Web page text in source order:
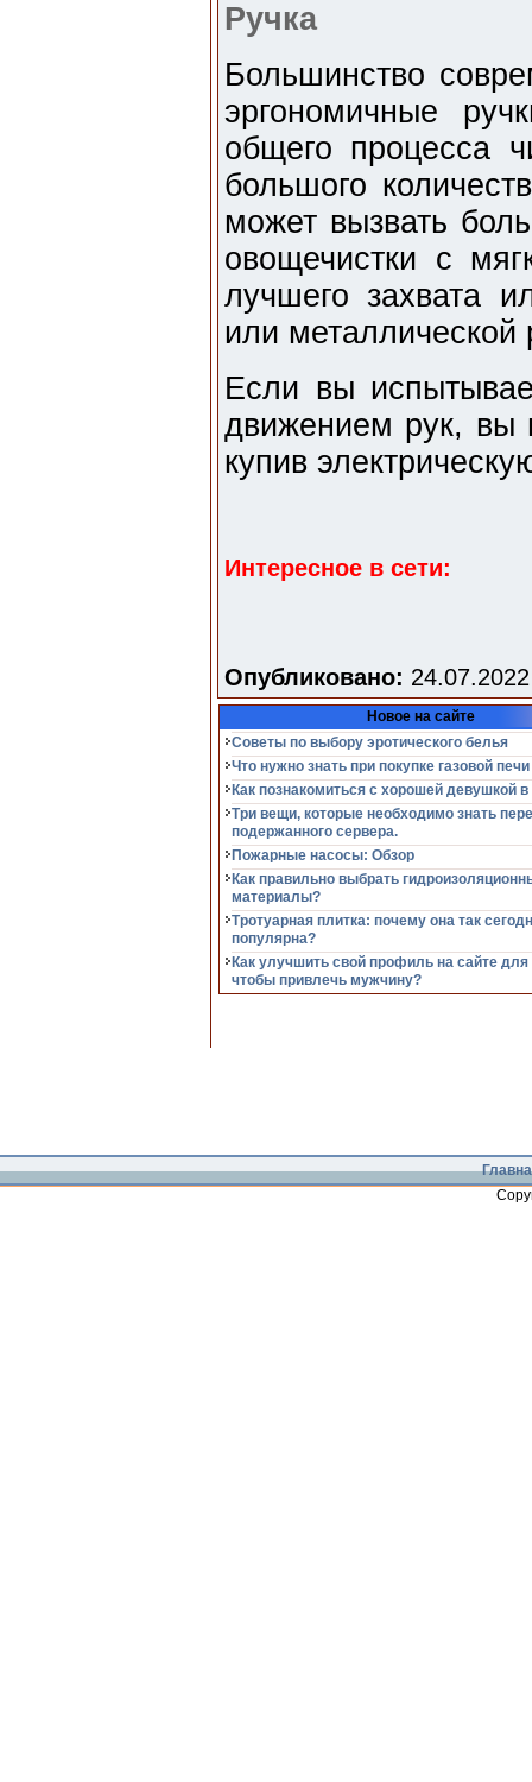
Ручка
Большинство
эргономичные
общего процесса
большого
может вызвать
овощечистки с
лучшего захвата
или металлической
Если вы
движением рук, вы
купив
Интересное в сети:
Опубликовано:
Новое на сайте
Советы по выбору эротического белья
Что нужно знать при покупке газовой печи
Как познакомиться с хорошей девушкой в
Три вещи, которые необходимо знать
подержанного сервера.
Пожарные насосы: Обзор
Как правильно выбрать
материалы?
Тротуарная плитка: почему она так
популярна?
Как улучшить свой профиль на сайте для
чтобы привлечь мужчину?